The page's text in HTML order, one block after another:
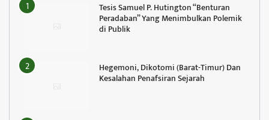
Tesis Samuel P. Hutington “Benturan
Peradaban” Yang Menimbulkan Polemik
di Publik
Hegemoni, Dikotomi (Barat-Timur) Dan
Kesalahan Penafsiran Sejarah